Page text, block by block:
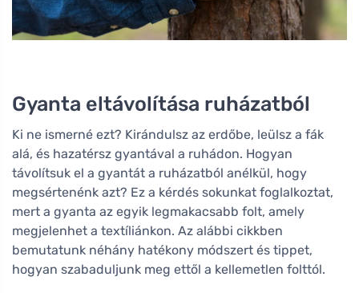
Gyanta eltávolítása ruházatból
Ki ne ismerné ezt? Kirándulsz az erdőbe, leülsz a fák
alá, és hazatérsz gyantával a ruhádon. Hogyan
távolítsuk el a gyantát a ruházatból anélkül, hogy
megsértenénk azt? Ez a kérdés sokunkat foglalkoztat,
mert a gyanta az egyik legmakacsabb folt, amely
megjelenhet a textíliánkon. Az alábbi cikkben
bemutatunk néhány hatékony módszert és tippet,
hogyan szabaduljunk meg ettől a kellemetlen folttól.